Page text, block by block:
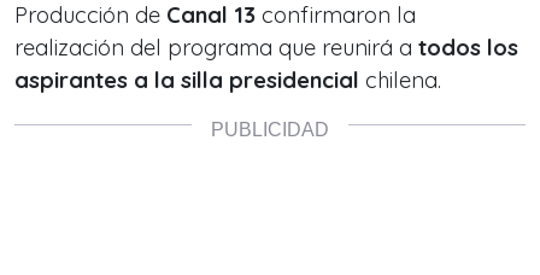
Producción de Canal 13 confirmaron la
realización del programa que reunirá a todos los
aspirantes a la silla presidencial chilena.